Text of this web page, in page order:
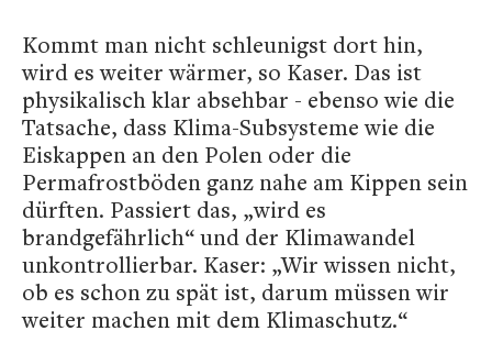
Kommt man nicht schleunigst dort hin,
wird es weiter wärmer, so Kaser. Das ist
physikalisch klar absehbar - ebenso wie die
Tatsache, dass Klima-Subsysteme wie die
Eiskappen an den Polen oder die
Permafrostböden ganz nahe am Kippen sein
dürften. Passiert das, „wird es
brandgefährlich“ und der Klimawandel
unkontrollierbar. Kaser: „Wir wissen nicht,
ob es schon zu spät ist, darum müssen wir
weiter machen mit dem Klimaschutz.“